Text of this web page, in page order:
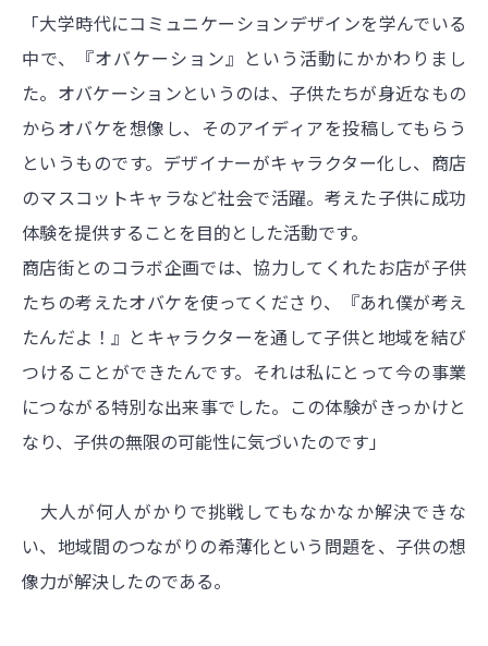
「大学時代にコミュニケーションデザインを学んでいる
中で、『オバケーション』という活動にかかわりまし
た。オバケーションというのは、子供たちが身近なもの
からオバケを想像し、そのアイディアを投稿してもらう
というものです。デザイナーがキャラクター化し、商店
のマスコットキャラなど社会で活躍。考えた子供に成功
体験を提供することを目的とした活動です。
商店街とのコラボ企画では、協力してくれたお店が子供
たちの考えたオバケを使ってくださり、『あれ僕が考え
たんだよ！』とキャラクターを通して子供と地域を結び
つけることができたんです。それは私にとって今の事業
につながる特別な出来事でした。この体験がきっかけと
なり、子供の無限の可能性に気づいたのです」
大人が何人がかりで挑戦してもなかなか解決できな
い、地域間のつながりの希薄化という問題を、子供の想
像力が解決したのである。